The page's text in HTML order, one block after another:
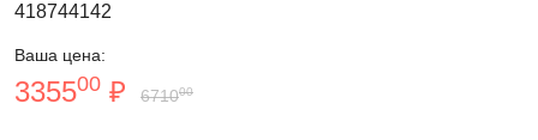
418744142
Ваша цена:
335500 ₽ 671000